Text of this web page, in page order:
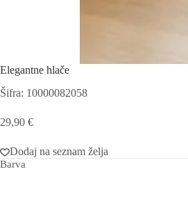
Elegantne hlače
Šifra: 10000082058
29,90 €
Dodaj na seznam želja
Barva